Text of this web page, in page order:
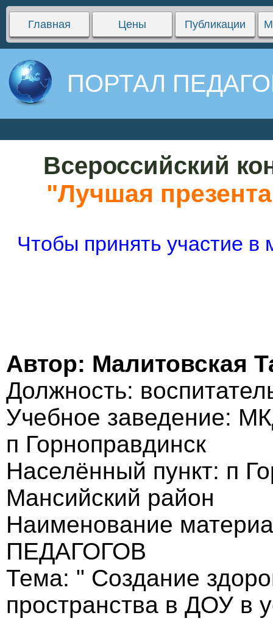
Главная Цены Публикации
ПОРТАЛ
Всероссийский
"Лучшая
Чтобы принять участие
Автор: Малитовская
Должность:
Учебное заведение:
п Горноправдинск
Населённый пункт: п
Мансийский район
Наименование
ПЕДАГОГОВ
Тема: " Создание
пространства в ДОУ в